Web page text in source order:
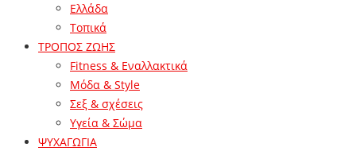
Ελλάδα
Τοπικά
ΤΡΟΠΟΣ ΖΩΗΣ
Fitness & Εναλλακτικά
Μόδα & Style
Σεξ & σχέσεις
Υγεία & Σώμα
ΨΥΧΑΓΩΓΙΑ